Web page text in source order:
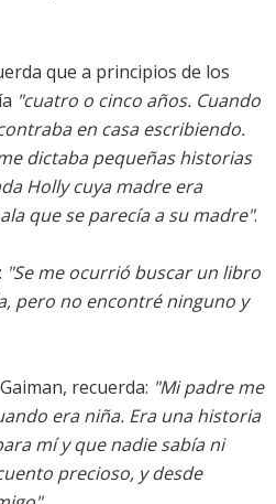
que a principios de los
"cuatro o cinco años. Cuando
en casa escribiendo.
dictaba pequeñas historias
Holly cuya madre era
que se parecía a su madre".
"Se me ocurrió buscar un libro
pero no encontré ninguno y
recuerda: "Mi padre me
era niña. Era una historia
mí y que nadie sabía ni
precioso, y desde